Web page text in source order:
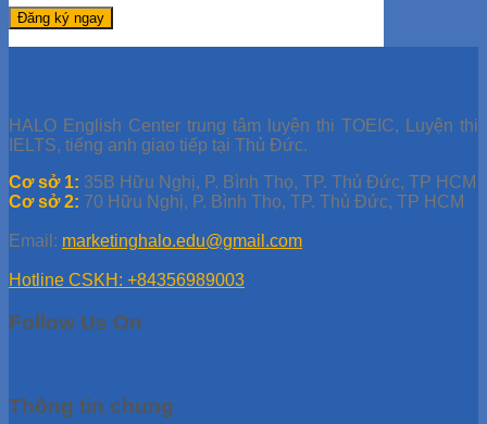
HALO English Center trung tâm luyện thi TOEIC, Luyện thi
IELTS, tiếng anh giao tiếp tại Thủ Đức.
Cơ sở 1: 35B Hữu Nghị, P. Bình Thọ, TP. Thủ Đức, TP HCM
Cơ sở 2: 70 Hữu Nghị, P. Bình Thọ, TP. Thủ Đức, TP HCM
Email: marketinghalo.edu@gmail.com
Hotline CSKH: +84356989003
Follow Us On
Thông tin chung